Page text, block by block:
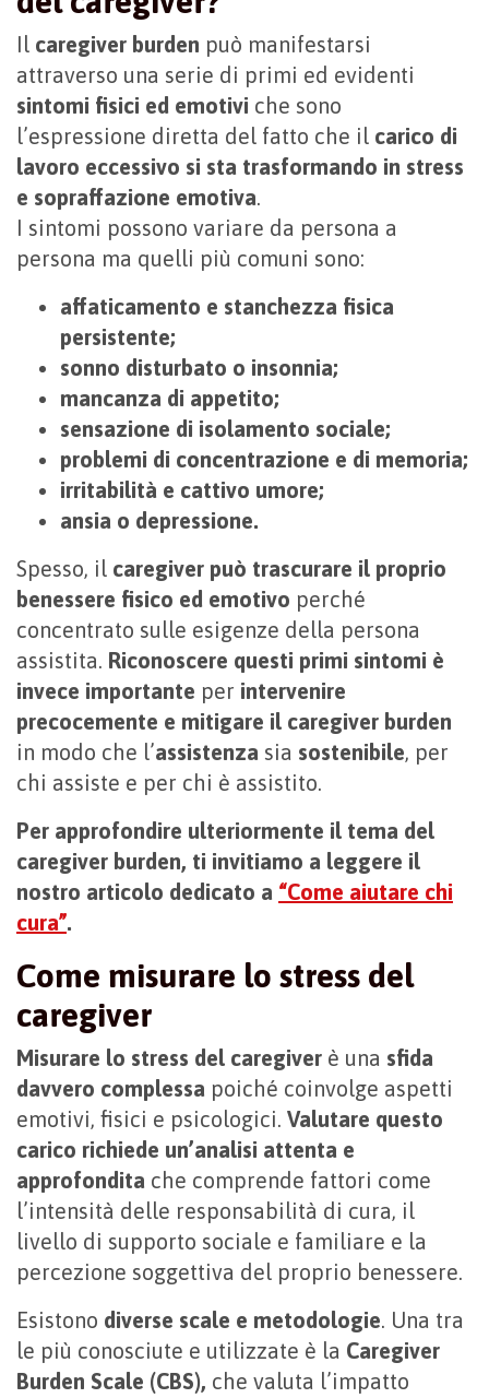
Il caregiver burden può manifestarsi
attraverso una serie di primi ed evidenti
sintomi fisici ed emotivi che sono
l’espressione diretta del fatto che il carico di
lavoro eccessivo si sta trasformando in stress
e sopraffazione emotiva.
I sintomi possono variare da persona a
persona ma quelli più comuni sono:
affaticamento e stanchezza fisica
persistente;
sonno disturbato o insonnia;
mancanza di appetito;
sensazione di isolamento sociale;
problemi di concentrazione e di memoria;
irritabilità e cattivo umore;
ansia o depressione.
Spesso, il caregiver può trascurare il proprio
benessere fisico ed emotivo perché
concentrato sulle esigenze della persona
assistita. Riconoscere questi primi sintomi è
invece importante per intervenire
precocemente e mitigare il caregiver burden
in modo che l’assistenza sia sostenibile, per
chi assiste e per chi è assistito.
Per approfondire ulteriormente il tema del
caregiver burden, ti invitiamo a leggere il
nostro articolo dedicato a “Come aiutare chi
cura”.
Come misurare lo stress del
caregiver
Misurare lo stress del caregiver è una sfida
davvero complessa poiché coinvolge aspetti
emotivi, fisici e psicologici. Valutare questo
carico richiede un’analisi attenta e
approfondita che comprende fattori come
l’intensità delle responsabilità di cura, il
livello di supporto sociale e familiare e la
percezione soggettiva del proprio benessere.
Esistono diverse scale e metodologie. Una tra
le più conosciute e utilizzate è la Caregiver
Burden Scale (CBS), che valuta l’impatto